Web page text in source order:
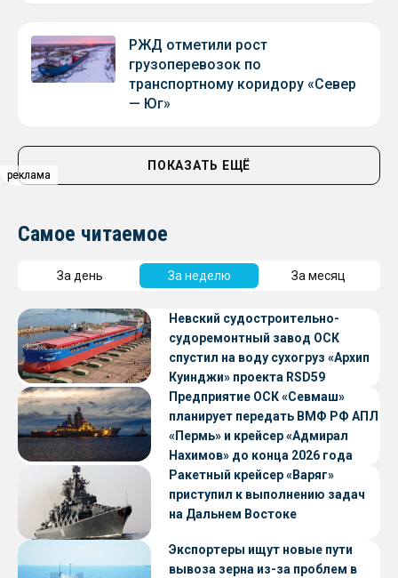
реклама
реклама
РЖД отметили рост
грузоперевозок по
транспортному коридору «Север
— Юг»
ПОКАЗАТЬ ЕЩЁ
Самое читаемое
За день За неделю За месяц
Невский судостроительно-
судоремонтный завод ОСК
спустил на воду сухогруз «Архип
Куинджи» проекта RSD59
Предприятие ОСК «Севмаш»
планирует передать ВМФ РФ АПЛ
«Пермь» и крейсер «Адмирал
Нахимов» до конца 2026 года
Ракетный крейсер «Варяг»
приступил к выполнению задач
на Дальнем Востоке
Экспортеры ищут новые пути
вывоза зерна из-за проблем в